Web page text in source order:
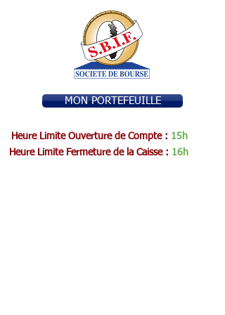
MON PORTEFEUILLE
Heure Limite Ouverture de Compte : 15h
Heure Limite Fermeture de la Caisse : 16h